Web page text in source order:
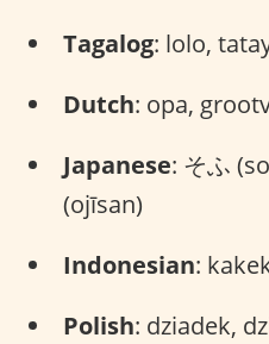
Tagalog: lolo,
Dutch: opa,
Japanese: そふ
(ojīsan)
Indonesian:
Polish: dziadek,